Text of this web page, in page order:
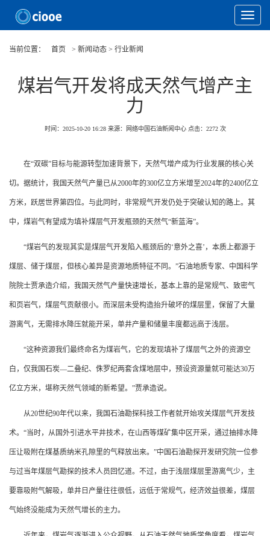
Toggle
当前位置：
首页 > 新闻动态 > 行业新闻
煤岩气开发将成天然气增产主
力
时间：2025-10-20 16:28 来源：网络中国石油新闻中心 点击： 2272 次
在“双碳”目标与能源转型加速背景下，天然气增产成为行业发展的核心关
切。据统计，我国天然气产量已从2000年的300亿立方米增至2024年的2400亿立
方米，跃居世界第四位。与此同时，非常规气开发仍处于突破认知的路上。其
中，煤岩气有望成为填补煤层气开发瓶颈的天然气“新蓝海”。
“煤岩气的发现其实是煤层气开发陷入瓶颈后的‘意外之喜’，本质上都源于
煤层、储于煤层，但核心差异是资源地质特征不同。”石油地质专家、中国科学
院院士贾承造介绍，我国天然气产量快速增长，基本上靠的是常规气、致密气
和页岩气，煤层气贡献很小。而深层未受构造抬升破坏的煤层里，保留了大量
游离气，无需排水降压就能开采，单井产量和储量丰度都远高于浅层。
“这种资源我们最终命名为煤岩气，它的发现填补了煤层气之外的资源空
白，仅我国石炭—二叠纪、侏罗纪两套含煤地层中，预设资源量就可能达30万
亿立方米，堪称天然气领域的新希望。”贾承造说。
从20世纪90年代以来，我国石油勘探科技工作者就开始攻关煤层气开发技
术。“当时，从国外引进水平井技术，在山西等煤矿集中区开采，通过抽排水降
压让吸附在煤基质纳米孔隙里的气释放出来。”中国石油勘探开发研究院一位参
与过当年煤层气勘探的技术人员回忆道。不过，由于浅层煤层里游离气少，主
要靠吸附气解吸，单井日产量往往很低，远低于常规气，经济效益很差，煤层
气始终没能成为天然气增长的主力。